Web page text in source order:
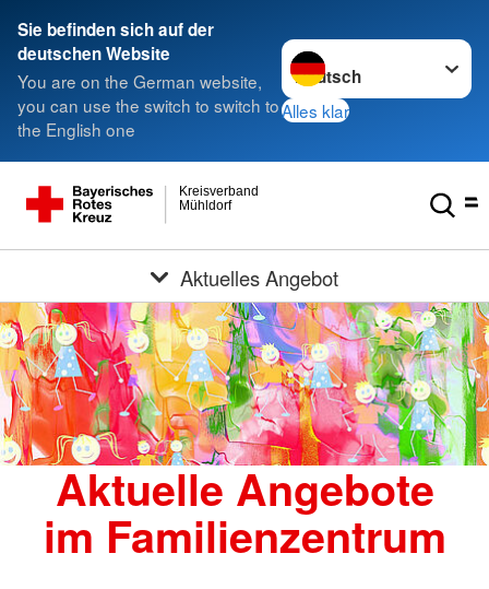
Sie befinden sich auf der
deutschen Website
You are on the German website,
you can use the switch to switch to
the English one
Sprache wechseln zu
Alles klar
Mühldorf
Kreisverband
Aktuelles Angebot
Aktuelle Angebote
im Familienzentrum